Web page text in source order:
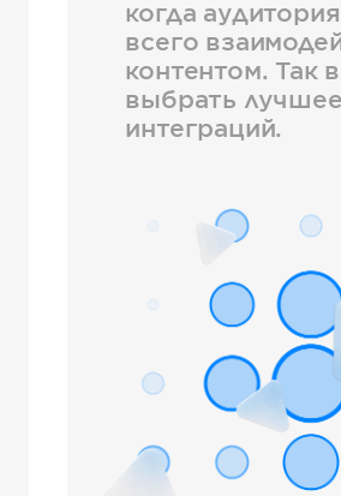
когда
всего
контентом. Так
выбрать
интеграций.